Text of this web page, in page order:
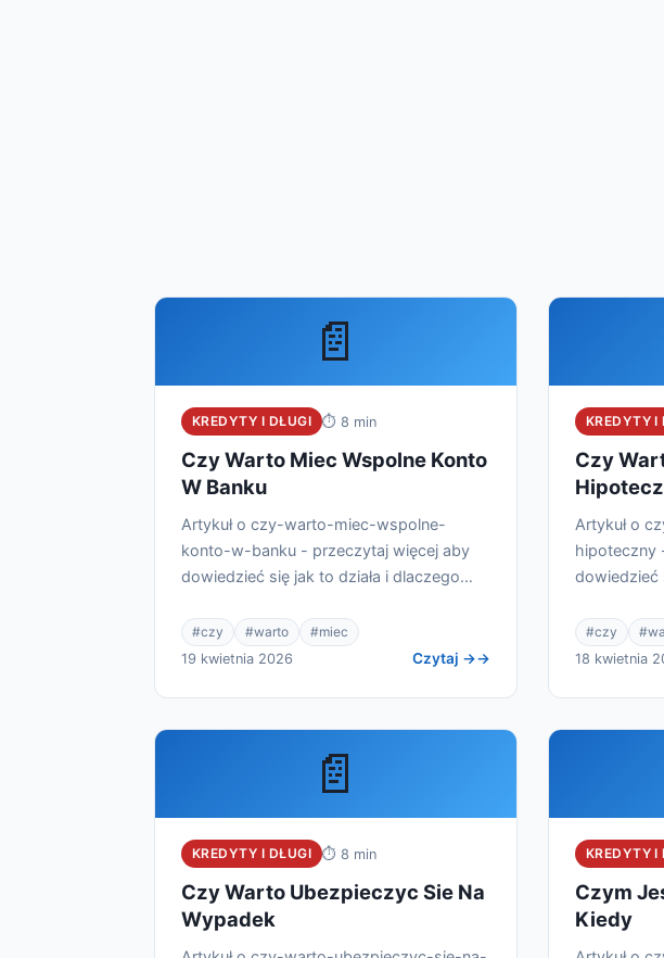
📄
KREDYTY I DŁUGI ⏱ 8 min
Czy Warto Miec Wspolne Konto
W Banku
Artykuł o czy-warto-miec-wspolne-
konto-w-banku - przeczytaj więcej aby
dowiedzieć się jak to działa i dlaczego
#czy #warto
#miec
19 kwietnia 2026
Czytaj →
KREDYTY I
Czy
Artykuł o
hipoteczny
dowiedzieć
#czy
18 kwietnia
📄
KREDYTY I DŁUGI ⏱ 8 min
Czy Warto Ubezpieczyc Sie Na
Wypadek
KREDYTY I
Czym
Kiedy